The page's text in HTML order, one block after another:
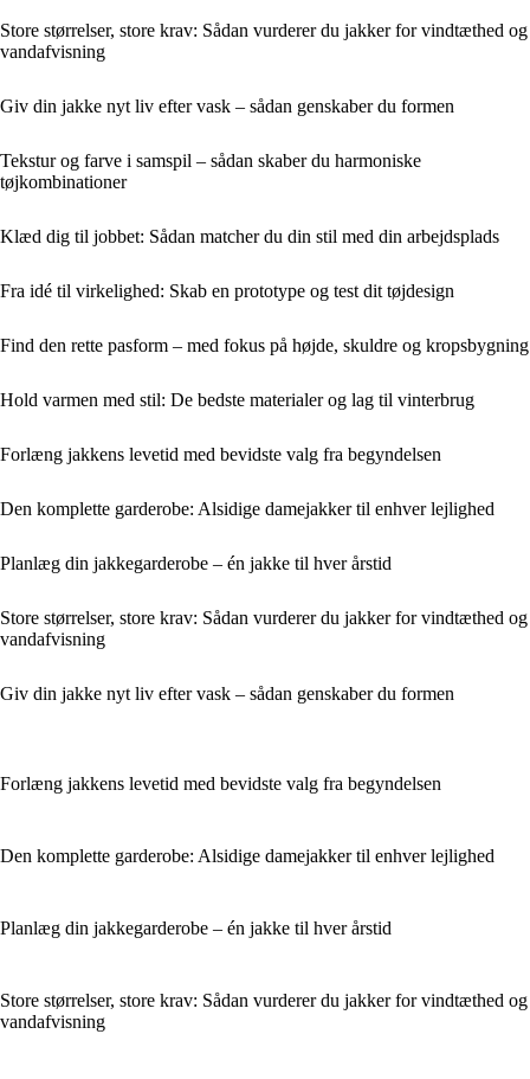
Store størrelser, store krav: Sådan vurderer du jakker for vindtæthed og
vandafvisning
Giv din jakke nyt liv efter vask – sådan genskaber du formen
Tekstur og farve i samspil – sådan skaber du harmoniske
tøjkombinationer
Klæd dig til jobbet: Sådan matcher du din stil med din arbejdsplads
Fra idé til virkelighed: Skab en prototype og test dit tøjdesign
Find den rette pasform – med fokus på højde, skuldre og kropsbygning
Hold varmen med stil: De bedste materialer og lag til vinterbrug
Forlæng jakkens levetid med bevidste valg fra begyndelsen
Den komplette garderobe: Alsidige damejakker til enhver lejlighed
Planlæg din jakkegarderobe – én jakke til hver årstid
Store størrelser, store krav: Sådan vurderer du jakker for vindtæthed og
vandafvisning
Giv din jakke nyt liv efter vask – sådan genskaber du formen
Forlæng jakkens levetid med bevidste valg fra begyndelsen
Den komplette garderobe: Alsidige damejakker til enhver lejlighed
Planlæg din jakkegarderobe – én jakke til hver årstid
Store størrelser, store krav: Sådan vurderer du jakker for vindtæthed og
vandafvisning